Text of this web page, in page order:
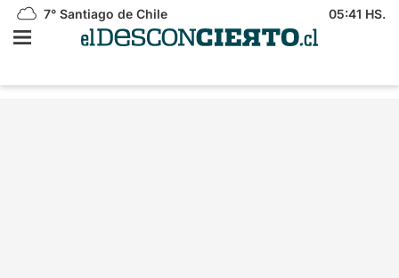
7° Santiago de Chile 05:41 HS.